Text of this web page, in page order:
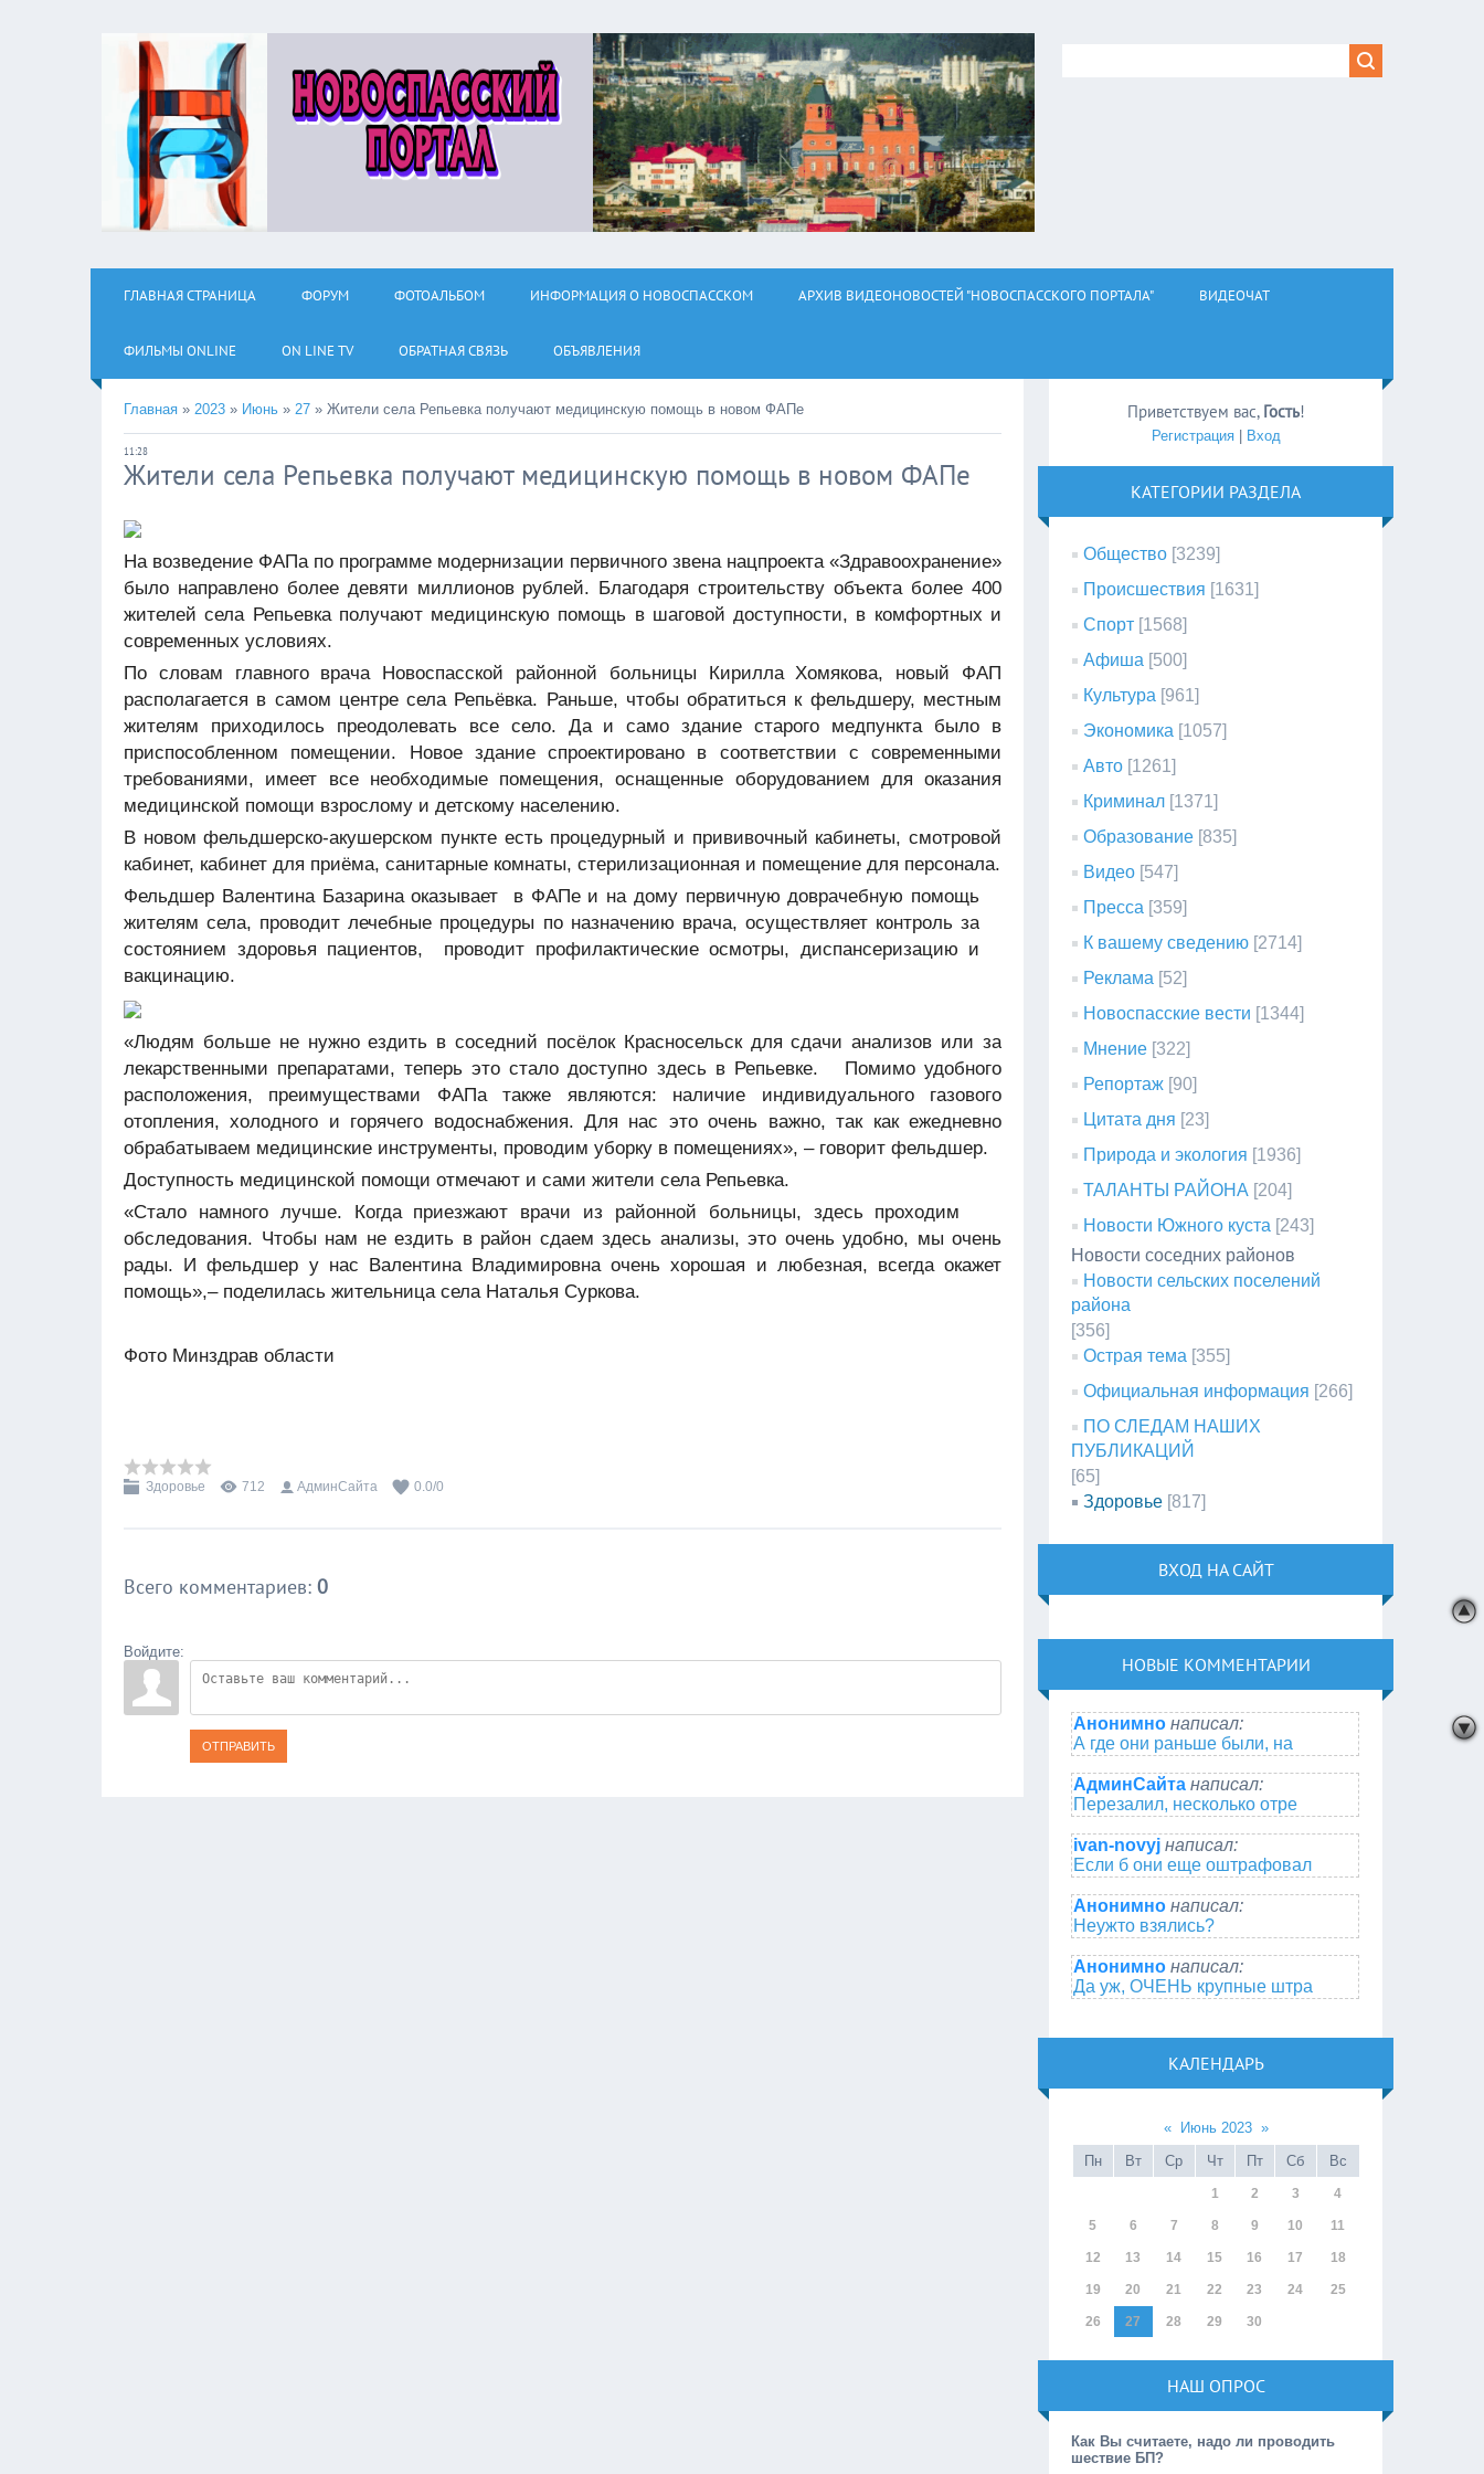
ГЛАВНАЯ СТРАНИЦА ФОРУМ ФОТОАЛЬБОМ ИНФОРМАЦИЯ О НОВОСПАССКОМ АРХИВ ВИДЕОНОВОСТЕЙ "НОВОСПАССКОГО ПОРТАЛА" ВИДЕОЧАТ
ФИЛЬМЫ ОNLINE ON LINE TV ОБРАТНАЯ СВЯЗЬ ОБЪЯВЛЕНИЯ
Главная » 2023 » Июнь » 27 » Жители села Репьевка получают медицинскую помощь в новом ФАПе
11:28
Жители села Репьевка получают медицинскую помощь в новом ФАПе
На возведение ФАПа по программе модернизации первичного звена нацпроекта «Здравоохранение»
было направлено более девяти миллионов рублей. Благодаря строительству объекта более 400
жителей села Репьевка получают медицинскую помощь в шаговой доступности, в комфортных и
современных условиях.
По словам главного врача Новоспасской районной больницы Кирилла Хомякова, новый ФАП
располагается в самом центре села Репьёвка. Раньше, чтобы обратиться к фельдшеру, местным
жителям приходилось преодолевать все село. Да и само здание старого медпункта было в
приспособленном помещении. Новое здание спроектировано в соответствии с современными
требованиями, имеет все необходимые помещения, оснащенные оборудованием для оказания
медицинской помощи взрослому и детскому населению.
В новом фельдшерско-акушерском пункте есть процедурный и прививочный кабинеты, смотровой
кабинет, кабинет для приёма, санитарные комнаты, стерилизационная и помещение для персонала.
Фельдшер Валентина Базарина оказывает в ФАПе и на дому первичную доврачебную помощь
жителям села, проводит лечебные процедуры по назначению врача, осуществляет контроль за
состоянием здоровья пациентов, проводит профилактические осмотры, диспансеризацию и
вакцинацию.
«Людям больше не нужно ездить в соседний посёлок Красносельск для сдачи анализов или за
лекарственными препаратами, теперь это стало доступно здесь в Репьевке. Помимо удобного
расположения, преимуществами ФАПа также являются: наличие индивидуального газового
отопления, холодного и горячего водоснабжения. Для нас это очень важно, так как ежедневно
обрабатываем медицинские инструменты, проводим уборку в помещениях», – говорит фельдшер.
Доступность медицинской помощи отмечают и сами жители села Репьевка.
«Стало намного лучше. Когда приезжают врачи из районной больницы, здесь проходим
обследования. Чтобы нам не ездить в район сдаем здесь анализы, это очень удобно, мы очень
рады. И фельдшер у нас Валентина Владимировна очень хорошая и любезная, всегда окажет
помощь»,– поделилась жительница села Наталья Суркова.
Фото Минздрав области
Здоровье 712 АдминСайта 0.0/0
Всего комментариев: 0
Войдите:
ОТПРАВИТЬ
Приветствуем вас, Гость!
Регистрация| Вход
КАТЕГОРИИ РАЗДЕЛА
Общество [3239]
Происшествия [1631]
Спорт [1568]
Афиша [500]
Культура [961]
Экономика [1057]
Авто [1261]
Криминал [1371]
Образование [835]
Видео [547]
Пресса [359]
К вашему сведению [2714]
Реклама [52]
Новоспасские вести [1344]
Мнение [322]
Репортаж [90]
Цитата дня [23]
Природа и экология [1936]
ТАЛАНТЫ РАЙОНА [204]
Новости Южного куста [243]
Новости соседних районов
Новости сельских поселений
района
[356]
Острая тема [355]
Официальная информация [266]
ПО СЛЕДАМ НАШИХ
ПУБЛИКАЦИЙ
[65]
Здоровье [817]
ВХОД НА САЙТ
НОВЫЕ КОММЕНТАРИИ
Анонимно написал:
А где они раньше были, на
АдминСайта написал:
Перезалил, несколько отре
ivan-novyj написал:
Если б они еще оштрафовал
Анонимно написал:
Неужто взялись?
Анонимно написал:
Да уж, ОЧЕНЬ крупные штра
КАЛЕНДАРЬ
« Июнь 2023 »
Пн
Вт Ср Чт Пт Сб Вс
1 2 3 4
5 6 7 8 9 10 11
12 13 14 15 16 17 18
19 20 21 22 23 24 25
26 27 28 29 30
НАШ ОПРОС
Как Вы считаете, надо ли проводить
шествие БП?